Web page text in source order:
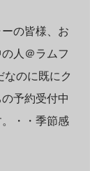
の皆様、お
人＠ラムフ
なのに既にク
予約受付中
・・季節感